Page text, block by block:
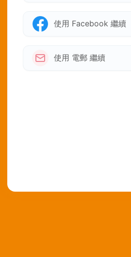
使用 Facebook 繼續
使用 電郵 繼續